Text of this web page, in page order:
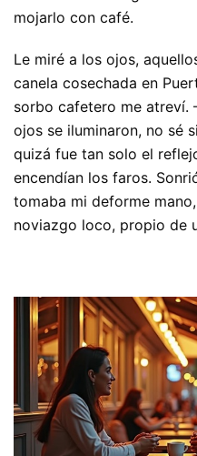
mojarlo con café.
Le miré a los ojos,
canela cosechada en
sorbo cafetero me atreví.
ojos se iluminaron, no sé
quizá fue tan solo el
encendían los faros.
tomaba mi deforme
noviazgo loco, propio de